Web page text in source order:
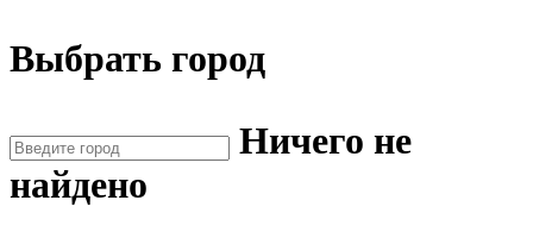
Выбрать город
Ничего не
найдено